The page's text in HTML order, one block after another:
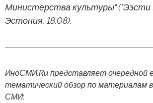
Министерства культуры" ("Ээсти
Эстония, 18.08).
ИноСМИ.Ru представляет очередной
тематический обзор по материалам
СМИ: